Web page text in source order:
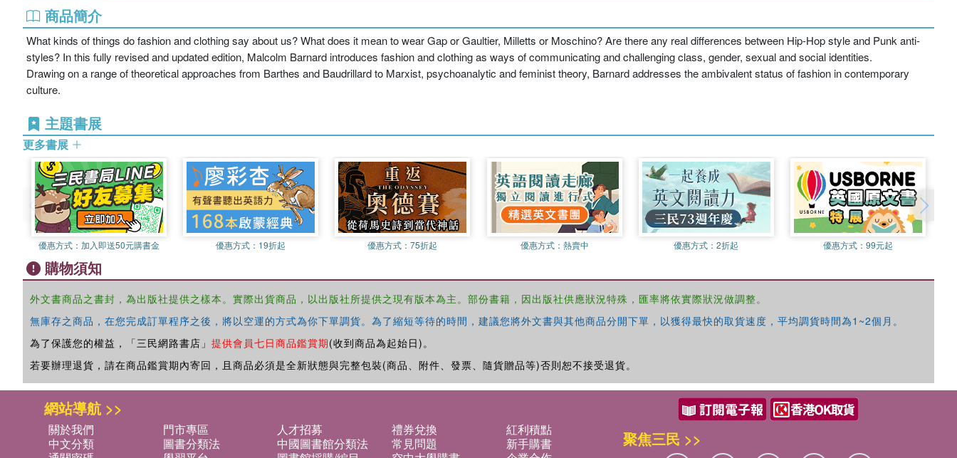
商品簡介
What kinds of things do fashion and clothing say about us? What does it mean to wear Gap or Gaultier, Milletts or Moschino? Are there any real differences between Hip-Hop style and Punk anti-
styles? In this fully revised and updated edition, Malcolm Barnard introduces fashion and clothing as ways of communicating and challenging class, gender, sexual and social identities.
Drawing on a range of theoretical approaches from Barthes and Baudrillard to Marxist, psychoanalytic and feminist theory, Barnard addresses the ambivalent status of fashion in contemporary
culture.
主題書展
更多書展
優惠方式： 加入即送50元購書金 優惠方式： 19折起 優惠方式：75折起 優惠方式： 熱賣中 優惠方式：2折起 優惠方式：99元起
購物須知
外文書商品之書封，為出版社提供之樣本。實際出貨商品，以出版社所提供之現有版本為主。部份書籍，因出版社供應狀況特殊，匯率將依實際狀況做調整。
無庫存之商品，在您完成訂單程序之後，將以空運的方式為你下單調貨。為了縮短等待的時間，建議您將外文書與其他商品分開下單，以獲得最快的取貨速度，平均調貨時間為1~2個月。
為了保護您的權益，「三民網路書店」 提供會員七日商品鑑賞期(收到商品為起始日)。
若要辦理退貨，請在商品鑑賞期內寄回，且商品必須是全新狀態與完整包裝(商品、附件、發票、隨貨贈品等)否則恕不接受退貨。
網站導航 >>
關於我們 門市專區 人才招募 禮券兌換
紅利積點
中文分類
圖書分類法 中國圖書館分類法 常見問題
新手購書
聚焦三民 >>